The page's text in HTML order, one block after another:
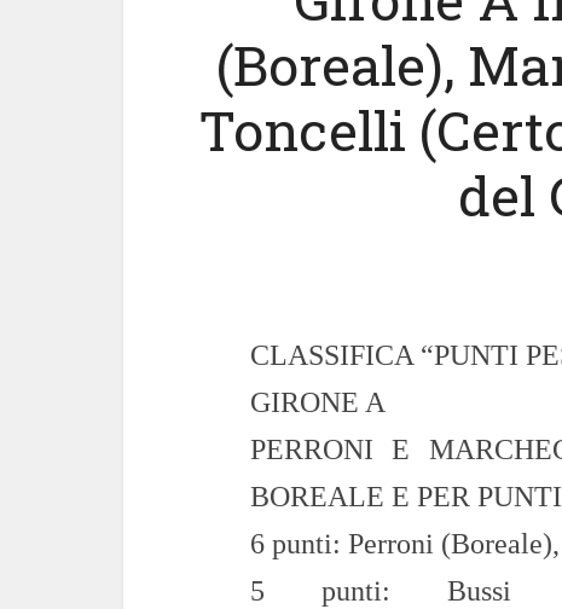
(Boreale),
Toncelli
del
CLASSIFICA “PUNTI
GIRONE A
PERRONI E
BOREALE E PER
6 punti: Perroni
5 punti: Bussi